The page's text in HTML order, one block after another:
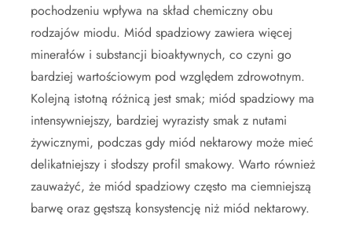
pochodzeniu wpływa na skład chemiczny obu
rodzajów miodu. Miód spadziowy zawiera więcej
minerałów i substancji bioaktywnych, co czyni go
bardziej wartościowym pod względem zdrowotnym.
Kolejną istotną różnicą jest smak; miód spadziowy ma
intensywniejszy, bardziej wyrazisty smak z nutami
żywicznymi, podczas gdy miód nektarowy może mieć
delikatniejszy i słodszy profil smakowy. Warto również
zauważyć, że miód spadziowy często ma ciemniejszą
barwę oraz gęstszą konsystencję niż miód nektarowy.